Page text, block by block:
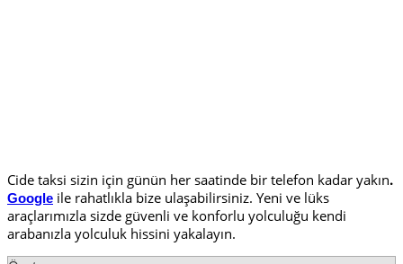
Cide taksi sizin için günün her saatinde bir telefon kadar yakın.
Google ile rahatlıkla bize ulaşabilirsiniz. Yeni ve lüks
araçlarımızla sizde güvenli ve konforlu yolculuğu kendi
arabanızla yolculuk hissini yakalayın.